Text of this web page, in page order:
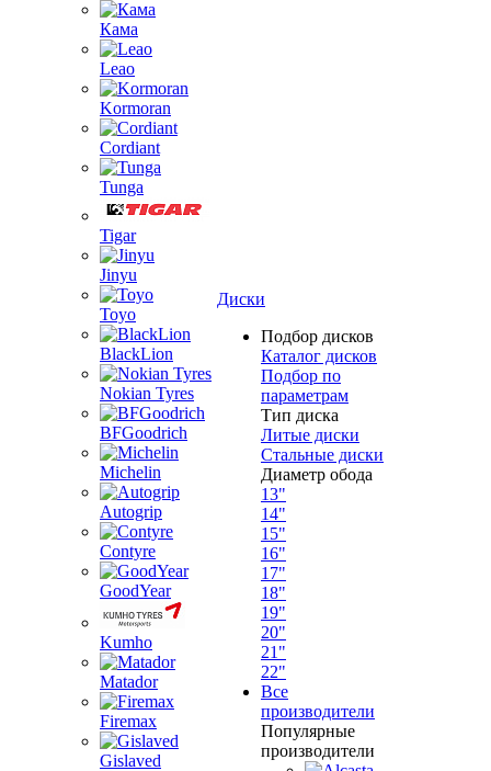
Кама
Leao
Kormoran
Cordiant
Tunga
Tigar
Jinyu
Toyo
BlackLion
Nokian Tyres
BFGoodrich
Michelin
Autogrip
Contyre
GoodYear
Kumho
Matador
Firemax
Gislaved
Диски
Подбор дисков
Каталог дисков
Подбор по
параметрам
Тип диска
Литые диски
Стальные диски
Диаметр обода
13"
14"
15"
16"
17"
18"
19"
20"
21"
22"
Все
производители
Популярные
производители